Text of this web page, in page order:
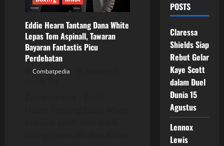
Eddie Hearn Tantang Dana White
Lepas Tom Aspinall, Tawaran
Bayaran Fantastis Picu
Perdebatan
Combatpedia
POSTS
Claressa
Shields Siap
Rebut Gelar
Kaye Scott
dalam Duel
Dunia 15
Agustus
Lennox
Lewis